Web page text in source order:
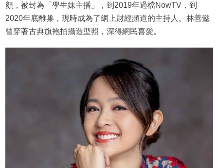
顏，被封為「學生妹主播」，到2019年過檔NowTV，到
2020年底離巢，現時成為了網上財經頻道的主持人。林善懿
曾穿著古典旗袍拍攝造型照，深得網民喜愛。